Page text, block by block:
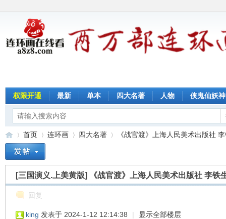
权限开通 最新 单本 四大名著 人物 侠鬼仙妖神
»
首页
›
连环画
›
四大名著
›
《战官渡》上海人民美术出版社
[三国演义.上美黄版] 《战官渡》上海人民美术出版社 李铁
回复
king 发表于 2024-1-12 12:14:38 | 显示全部楼层